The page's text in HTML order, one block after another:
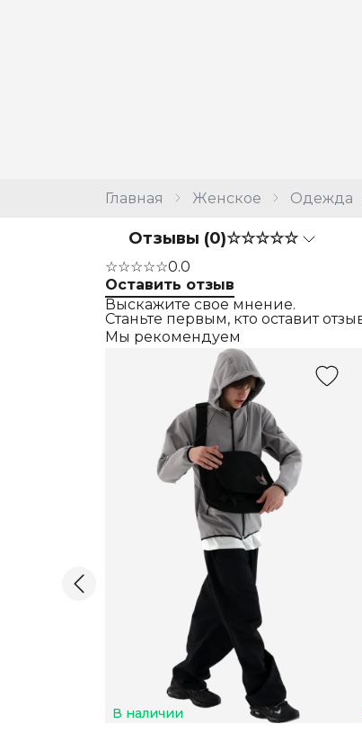
Главная Женское Одежда
Отзывы (0)☆☆☆☆☆
☆☆☆☆☆0.0
Оставить отзыв
Выскажите свое мнение.
Станьте первым, кто оставит
Мы рекомендуем
В наличии